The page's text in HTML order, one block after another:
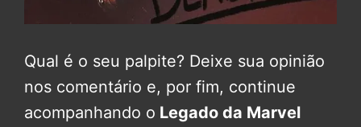
Qual é o seu palpite? Deixe sua opinião
nos comentário e, por fim, continue
acompanhando o Legado da Marvel